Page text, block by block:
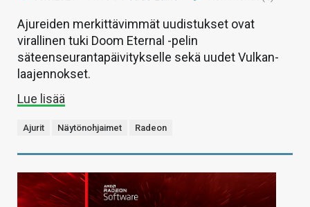
Ajureiden merkittävimmät uudistukset ovat
virallinen tuki Doom Eternal -pelin
säteenseurantapäivitykselle sekä uudet Vulkan-
laajennokset.
Lue lisää
Ajurit Näytönohjaimet Radeon